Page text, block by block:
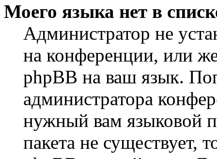
Моего языка нет в
Администратор не
на конференции, или
phpBB на ваш язык.
администратора
нужный вам языковой
пакета не существует,